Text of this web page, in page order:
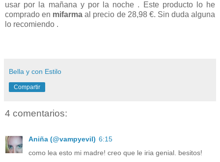
usar por la mañana y por la noche . Este producto lo he
comprado en mifarma al precio de 28,98 €. Sin duda alguna
lo recomiendo .
Bella y con Estilo
Compartir
4 comentarios:
Aniña (@vampyevil) 6:15
como lea esto mi madre! creo que le iria genial. besitos!